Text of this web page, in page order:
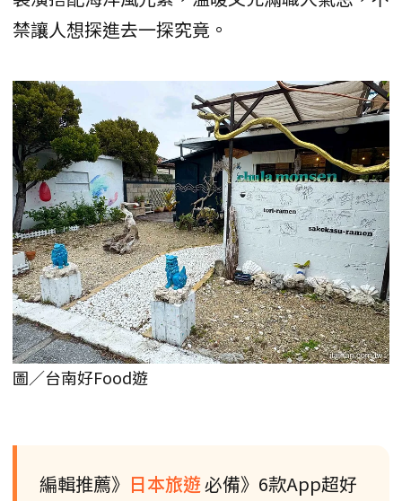
禁讓人想探進去一探究竟。
圖／台南好Food遊
編輯推薦》 日本旅遊必備》6款App超好